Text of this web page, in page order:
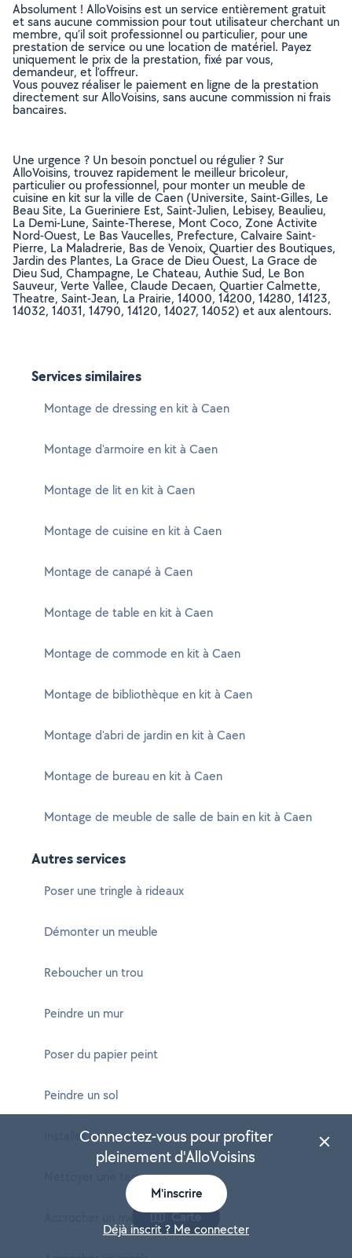
Absolument ! AlloVoisins est un service entièrement gratuit
et sans aucune commission pour tout utilisateur cherchant un
membre, qu’il soit professionnel ou particulier, pour une
prestation de service ou une location de matériel. Payez
uniquement le prix de la prestation, fixé par vous,
demandeur, et l’offreur.
Vous pouvez réaliser le paiement en ligne de la prestation
directement sur AlloVoisins, sans aucune commission ni frais
bancaires.
Une urgence ? Un besoin ponctuel ou régulier ? Sur
AlloVoisins, trouvez rapidement le meilleur bricoleur,
particulier ou professionnel, pour monter un meuble de
cuisine en kit sur la ville de Caen (Universite, Saint-Gilles, Le
Beau Site, La Gueriniere Est, Saint-Julien, Lebisey, Beaulieu,
La Demi-Lune, Sainte-Therese, Mont Coco, Zone Activite
Nord-Ouest, Le Bas Vaucelles, Prefecture, Calvaire Saint-
Pierre, La Maladrerie, Bas de Venoix, Quartier des Boutiques,
Jardin des Plantes, La Grace de Dieu Ouest, La Grace de
Dieu Sud, Champagne, Le Chateau, Authie Sud, Le Bon
Sauveur, Verte Vallee, Claude Decaen, Quartier Calmette,
Theatre, Saint-Jean, La Prairie, 14000, 14200, 14280, 14123,
14032, 14031, 14790, 14120, 14027, 14052) et aux alentours.
Services similaires
Montage de dressing en kit à Caen
Montage d'armoire en kit à Caen
Montage de lit en kit à Caen
Montage de cuisine en kit à Caen
Montage de canapé à Caen
Montage de table en kit à Caen
Montage de commode en kit à Caen
Montage de bibliothèque en kit à Caen
Montage d'abri de jardin en kit à Caen
Montage de bureau en kit à Caen
Montage de meuble de salle de bain en kit à Caen
Autres services
Poser une tringle à rideaux
Démonter un meuble
Reboucher un trou
Peindre un mur
Poser du papier peint
Peindre un sol
Installer un luminaire
Nettoyer une terrasse
Accrocher un meuble Carte
Connectez-vous pour profiter
pleinement d'AlloVoisins
M'inscrire
Déjà inscrit ? Me connecter